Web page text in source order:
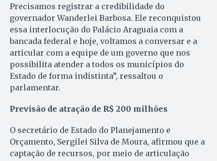
Precisamos registrar a credibilidade do
governador Wanderlei Barbosa. Ele reconquistou
essa interlocução do Palácio Araguaia com a
bancada federal e hoje, voltamos a conversar e a
articular com a equipe de um governo que nos
possibilita atender a todos os municípios do
Estado de forma indistinta”, ressaltou o
parlamentar.
Previsão de atração de R$ 200 milhões
O secretário de Estado do Planejamento e
Orçamento, Sergilei Silva de Moura, afirmou que a
captação de recursos, por meio de articulação